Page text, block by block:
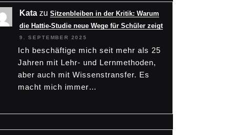
Kata zu Sitzenbleiben in der Kritik: Warum
die Hattie-Studie neue Wege für Schüler zeigt
9. SEPTEMBER 2025
Ich beschäftige mich seit mehr als 25
Jahren mit Lehr- und Lernmethoden,
aber auch mit Wissenstransfer. Es
macht mich immer…